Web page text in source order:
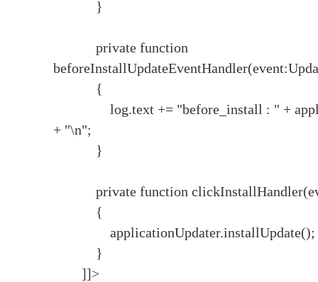
}
private function
{
log.text += "before_install : " +
+ "\n";
}
private function
{
applicationUpdater.installUpdate();
}
]]>